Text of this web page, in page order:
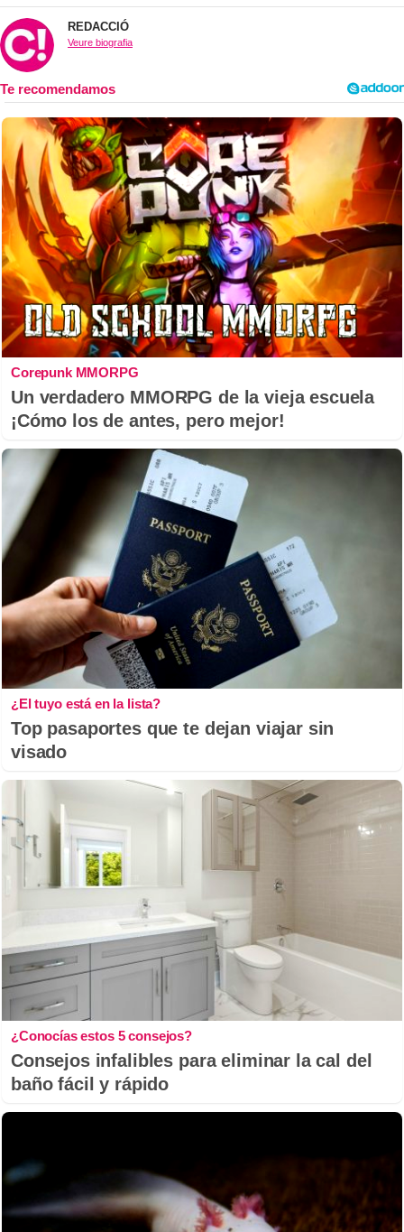
REDACCIÓ
Veure biografia
Corepunk MMORPG
Un verdadero MMORPG de la vieja escuela
¡Cómo los de antes, pero mejor!
¿El tuyo está en la lista?
Top pasaportes que te dejan viajar sin
visado
¿Conocías estos 5 consejos?
Consejos infalibles para eliminar la cal del
baño fácil y rápido